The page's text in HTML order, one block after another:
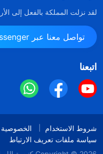
لقد نزلت المملكة بالفعل إلى
تواصل معنا عبر Messenger
اتبعنا
شروط الاستخدام الخصوصية
سياسة ملفات تعريف الارتباط